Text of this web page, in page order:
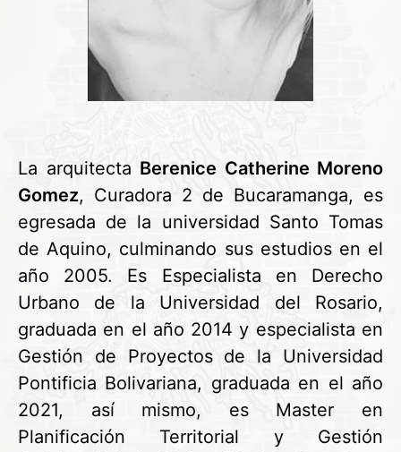
La arquitecta Berenice Catherine Moreno
Gomez, Curadora 2 de Bucaramanga, es
egresada de la universidad Santo Tomas
de Aquino, culminando sus estudios en el
año 2005. Es Especialista en Derecho
Urbano de la Universidad del Rosario,
graduada en el año 2014 y especialista en
Gestión de Proyectos de la Universidad
Pontificia Bolivariana, graduada en el año
2021, así mismo, es Master en
Planificación Territorial y Gestión